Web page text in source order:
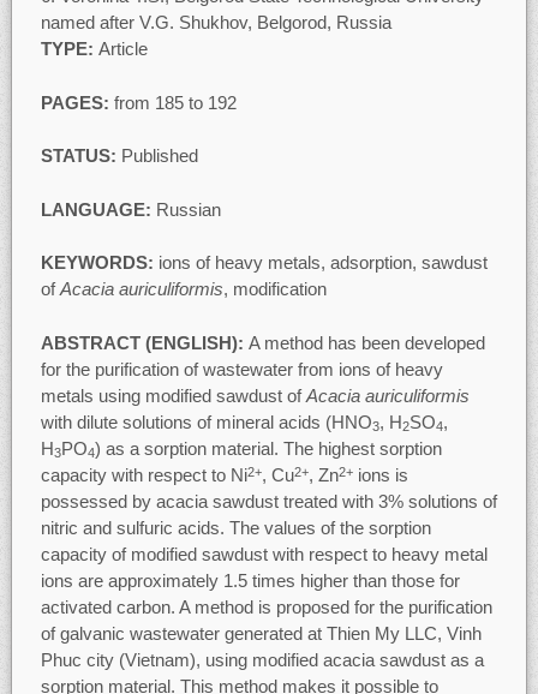
named after V.G. Shukhov, Belgorod, Russia
TYPE: Article
PAGES: from 185 to 192
STATUS: Published
LANGUAGE: Russian
KEYWORDS: ions of heavy metals, adsorption, sawdust
ofAcacia auriculiformis, modification
ABSTRACT (ENGLISH): A method has been developed
for the purification of wastewater from ions of heavy
metals using modified sawdust ofAcacia auriculiformis
with dilute solutions of mineral acids (HNO3, H2SO4,
H3PO4) as a sorption material. The highest sorption
capacity with respect to Ni2+, Cu2+, Zn2+ions is
possessed by acacia sawdust treated with 3% solutions of
nitric and sulfuric acids. The values ​​of the sorption
capacity of modified sawdust with respect to heavy metal
ions are approximately 1.5 times higher than those for
activated carbon. A method is proposed for the purification
of galvanic wastewater generated at Thien My LLC, Vinh
Phuc city (Vietnam), using modified acacia sawdust as a
sorption material. This method makes it possible to